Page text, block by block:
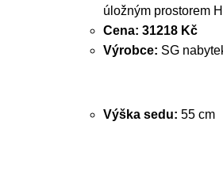
úložným prostorem
Cena: 31218 Kč
Výrobce: SG
Výška sedu: 55 cm